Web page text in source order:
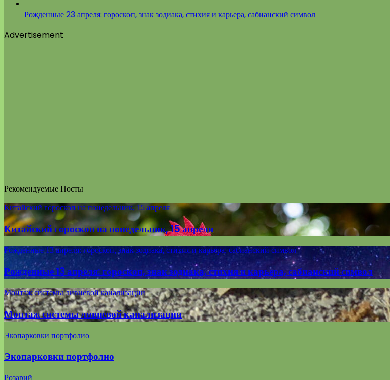
Рожденные 23 апреля: гороскоп, знак зодиака, стихия и карьера, сабианский символ
Advertisement
Рекомендуемые Посты
Китайский гороскоп на понедельник, 15 апреля
Китайский гороскоп на понедельник, 15 апреля
Рожденные 13 апреля: гороскоп, знак зодиака, стихия и карьера, сабианский символ
Рожденные 13 апреля: гороскоп, знак зодиака, стихия и карьера, сабианский символ
Монтаж системы ливневой канализации
Монтаж системы ливневой канализации
Экопарковки портфолио
Экопарковки портфолио
Розарий